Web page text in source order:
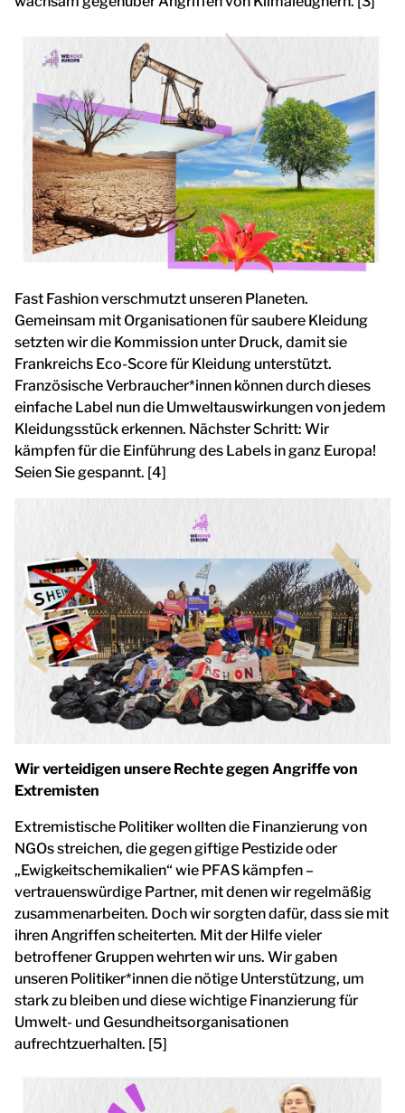
Fast Fashion verschmutzt unseren Planeten.
Gemeinsam mit Organisationen für saubere Kleidung
setzten wir die Kommission unter Druck, damit sie
Frankreichs Eco-Score für Kleidung unterstützt.
Französische Verbraucher*innen können durch dieses
einfache Label nun die Umweltauswirkungen von jedem
Kleidungsstück erkennen. Nächster Schritt: Wir
kämpfen für die Einführung des Labels in ganz Europa!
Seien Sie gespannt. [4]
Wir verteidigen unsere Rechte gegen Angriffe von
Extremisten
Extremistische Politiker wollten die Finanzierung von
NGOs streichen, die gegen giftige Pestizide oder
„Ewigkeitschemikalien“ wie PFAS kämpfen –
vertrauenswürdige Partner, mit denen wir regelmäßig
zusammenarbeiten. Doch wir sorgten dafür, dass sie mit
ihren Angriffen scheiterten. Mit der Hilfe vieler
betroffener Gruppen wehrten wir uns. Wir gaben
unseren Politiker*innen die nötige Unterstützung, um
stark zu bleiben und diese wichtige Finanzierung für
Umwelt- und Gesundheitsorganisationen
aufrechtzuerhalten. [5]